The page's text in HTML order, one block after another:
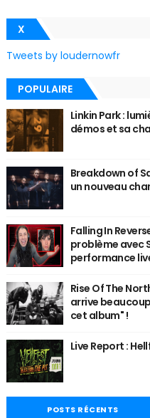
X
Tweets by loudernowfr
POPULAIRE
Linkin Park :
démos et sa
Breakdown of
un nouveau
Falling In
problème avec
performance
Rise Of The
arrive
cet album" !
Live Report :
POSTS RÉCENTS